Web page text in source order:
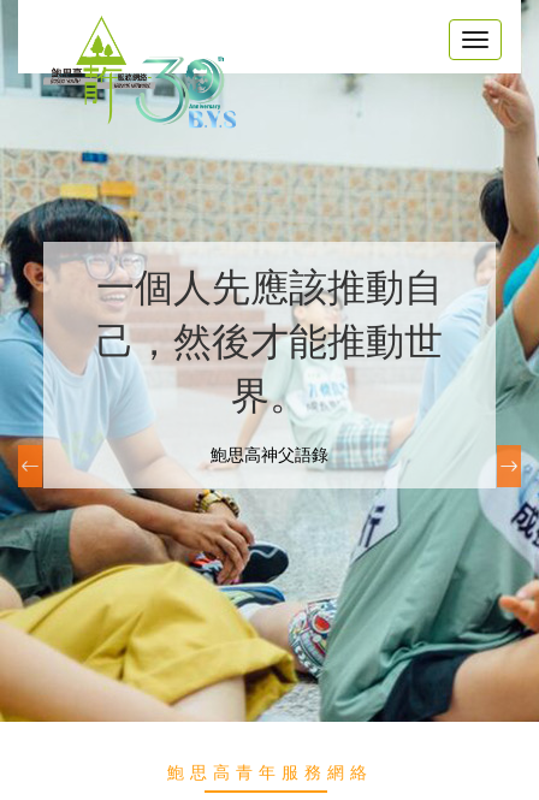
Toggle
一個人先應該推動自
己，然後才能推動世
界。
鮑思高神父語錄
鮑思高青年服務網絡